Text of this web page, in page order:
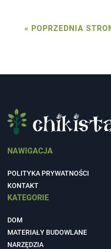
« POPRZEDNIA
NAWIGACJA
POLITYKA PRYWATNOŚCI
KONTAKT
KATEGORIE
DOM
MATERIAŁY BUDOWLANE
NARZĘDZIA